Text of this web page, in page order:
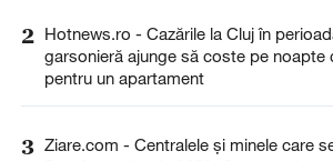
2 Hotnews.ro - Cazările la Cluj în
garsonieră ajunge să coste pe noapte
pentru un apartament
3 Ziare.com - Centralele și minele care